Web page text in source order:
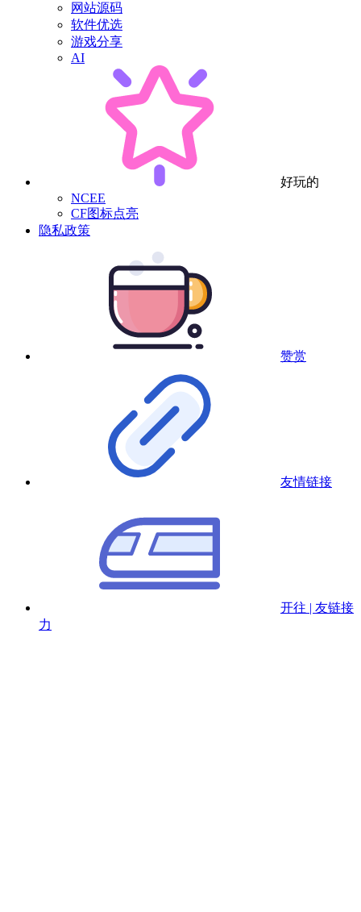
网站源码
软件优选
游戏分享
AI
好玩的
NCEE
CF图标点亮
隐私政策
赞赏
友情链接
开往 | 友链接
力